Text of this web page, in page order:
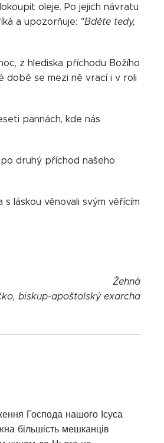
oleje. Po jejich návratu
a upozorňuje: "Bděte tedy,
z hlediska příchodu Božího
době se mezi ně vrací i v roli
pannách, kde nás
druhý příchod našeho
láskou věnovali svým věřícím
Žehná
biskup-apoštolský exarcha
Господа нашого Ісуса
більшість мешканців